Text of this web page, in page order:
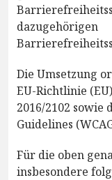
dazugehörigen
Die Umsetzung
EU-Richtlinie
2016/2102 sowie
Guidelines
Für die oben
insbesondere